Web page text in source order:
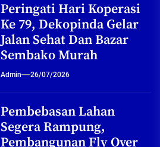
Peringati Hari Koperasi
Ke 79, Dekopinda Gelar
Jalan Sehat Dan Bazar
Sembako Murah
Admin 26/07/2026
Pembebasan Lahan
Segera Rampung,
Pembangunan Fly Over